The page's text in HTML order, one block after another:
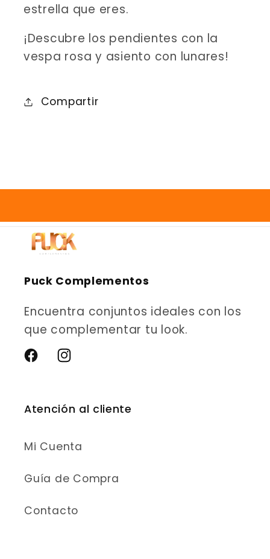
estrella que eres.
¡Descubre los pendientes con la
vespa rosa y asiento con lunares!
Compartir
Puck Complementos
Encuentra conjuntos ideales con los
que complementar tu look.
FacebookInstagram
Atención al cliente
Mi Cuenta
Guía de Compra
Contacto